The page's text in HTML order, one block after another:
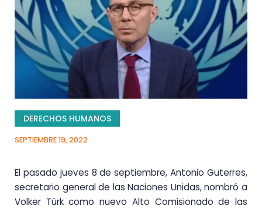
DERECHOS HUMANOS
SEPTIEMBRE 19, 2022
El pasado jueves 8 de septiembre, Antonio Guterres,
secretario general de las Naciones Unidas, nombró a
Volker Türk como nuevo Alto Comisionado de las